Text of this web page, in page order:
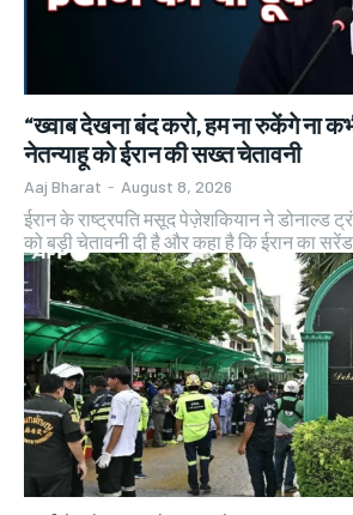
“ख्वाब देखना बंद करो, हम ना रुकेंगे ना
नेतन्याहू को ईरान की सख्त चेतावनी
Aaj Bharat - August 8, 2026
ईरान के राष्ट्रपति मसूद पेज़ेशकियान ने डोनाल्ड
को बड़ी चेतावनी दी है और कहा है कि ईरान का